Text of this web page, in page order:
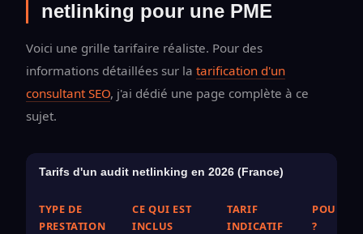
netlinking pour une PME
Voici une grille tarifaire réaliste. Pour des
informations détaillées sur la tarification d'un
consultant SEO, j'ai dédié une page complète à ce
sujet.
Tarifs d'un audit netlinking en 2026 (France)
TYPE DE
PRESTATION
CE QUI EST
INCLUS
TARIF
INDICATIF
POUR
?